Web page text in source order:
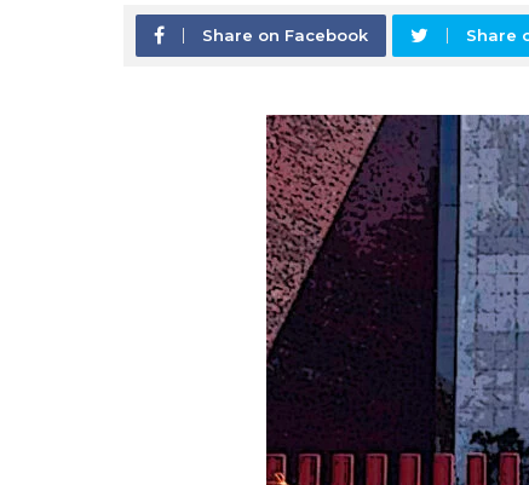
Share on Facebook Share